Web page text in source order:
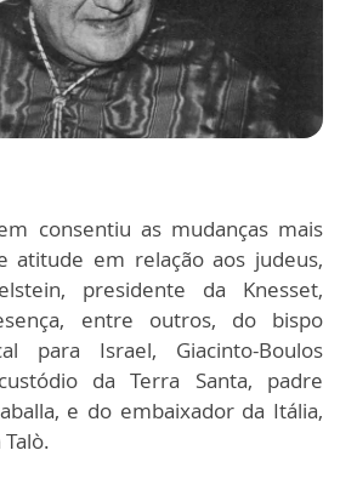
consentiu as mudanças mais
atitude em relação aos judeus,
presidente da Knesset,
entre outros, do bispo
para Israel, Giacinto-Boulos
da Terra Santa, padre
e do embaixador da Itália,